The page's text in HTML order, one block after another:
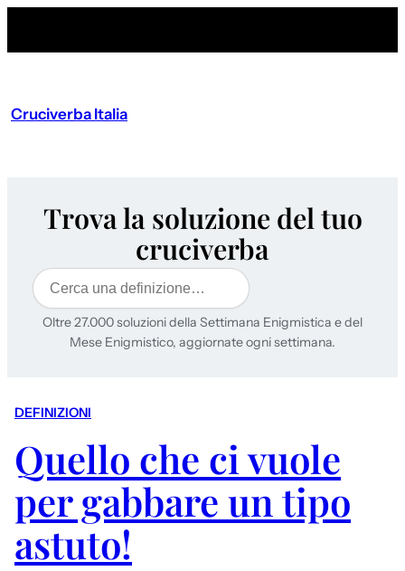
Cruciverba Italia
Trova la soluzione del tuo
cruciverba
Cerca
Oltre 27.000 soluzioni della Settimana Enigmistica e del
Mese Enigmistico, aggiornate ogni settimana.
DEFINIZIONI
Quello che ci vuole
per gabbare un tipo
astuto!